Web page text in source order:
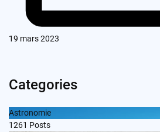
19 mars 2023
Categories
Astronomie
1261 Posts